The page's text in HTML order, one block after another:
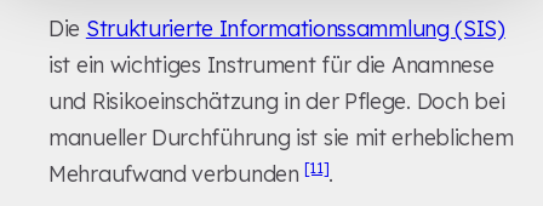
Die Strukturierte Informationssammlung (SIS)
ist ein wichtiges Instrument für die Anamnese
und Risikoeinschätzung in der Pflege. Doch bei
manueller Durchführung ist sie mit erheblichem
Mehraufwand verbunden[11].